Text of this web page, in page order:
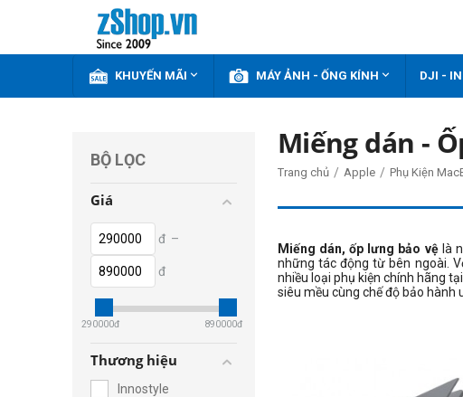
KHUYẾN MÃI  MÁY ẢNH - ỐNG KÍNH  DJI -
BỘ LỌC
Giá
đ –
đ
290000đ 890000đ
Thương hiệu
Innostyle
Miếng dán -
Trang chủ / Apple / Phụ Kiện
Miếng dán, ốp lưng bảo vệlà
những tác động từ bên ngoài.
nhiều loại phụ kiện chính hãng
siêu mều cùng chế độ bảo hành